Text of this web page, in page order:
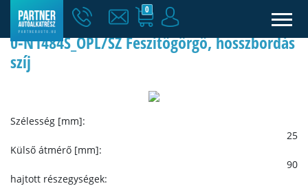
0
0-N1484S_OPL/SZ Feszítőgörgő, hosszbordás
szíj
Szélesség [mm]:
25
Külső átmérő [mm]:
90
hajtott részegységek: